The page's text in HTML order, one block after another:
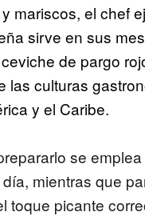
mariscos, el chef
sirve en sus
de pargo
las culturas
y el Caribe.
se
mientras que
toque picante